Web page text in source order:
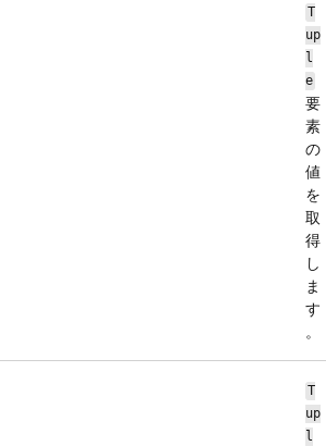
T
up
l
e
要
素
の
値
を
取
得
し
ま
す
。
T
up
l